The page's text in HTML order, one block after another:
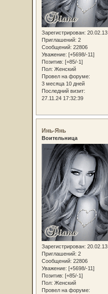
Зарегистрирован: 20.02.13
Приглашений: 2
Сообщений: 22806
Уважение: [+5698/-11]
Позитив: [+85/-1]
Пол: Женский
Провел на форуме:
3 месяца 10 дней
Последний визит:
27.11.24 17:32:39
Инь-Янь
Воительница
Зарегистрирован: 20.02.13
Приглашений: 2
Сообщений: 22806
Уважение: [+5698/-11]
Позитив: [+85/-1]
Пол: Женский
Провел на форуме: